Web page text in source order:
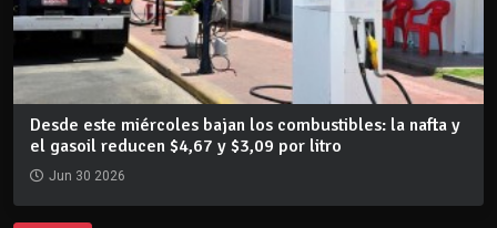
Desde este miércoles bajan los combustibles: la nafta y
el gasoil reducen $4,67 y $3,09 por litro
Jun 30 2026